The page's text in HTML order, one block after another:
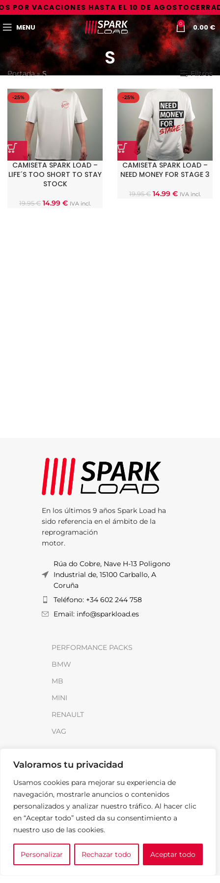
Valoramos tu privacidad
Usamos cookies para mejorar su experiencia de
navegación, mostrarle anuncios o contenidos
personalizados y analizar nuestro tráfico. Al hacer clic
en “Aceptar todo” usted da su consentimiento a
nuestro uso de las cookies.
Personalizar Rechazar todo Aceptar todo
POR VACACIONES HASTA EL 10 DE AGOSTO
MENU 0 0.00€
S
Portada»S Filtros
-25%
CAMISETA SPARK LOAD –
LIFE´S TOO SHORT TO STAY
STOCK
19.95€ 14.99 € IVA incl.
-25%
CAMISETA SPARK LOAD –
NEED MONEY FOR STAGE 3
19.95€ 14.99 € IVA incl.
En los últimos 9 años Spark Load ha
sido referencia en el ámbito de la
reprogramación
motor.
Rúa do Cobre, Nave H-13 Poligono
Industrial de, 15100 Carballo, A
Coruña
Teléfono: +34 602 244 758
Email: info@sparkload.es
PERFORMANCE PACKS
BMW
MB
MINI
RENAULT
VAG
Distribuidores
FAQ
Contacto
Noticias
LEGAL
0